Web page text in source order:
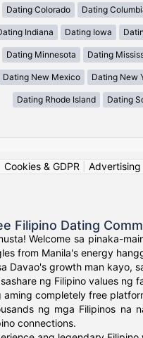
Dating Colorado Dating
Indiana Dating Iowa
Dating Minnesota Dating
Dating New Mexico Dating New
Dating Rhode Island Dating
Cookies & GDPR
Advertising
Filipino Dating
Welcome sa pinaka-
from Manila's energy
Davao's growth man kayo,
ng Filipino values ng
aming completely free
ng mga Filipinos na
connections.